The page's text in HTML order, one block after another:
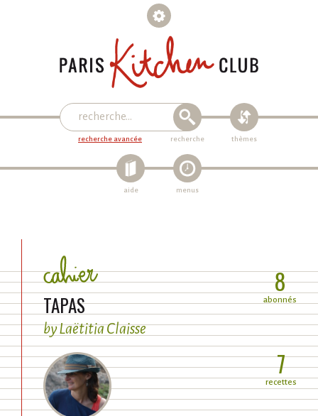
recherche
recherche avancée thèmes
aide menus
TAPAS
byLaëtitia Claisse
7
recettes
8
abonnés